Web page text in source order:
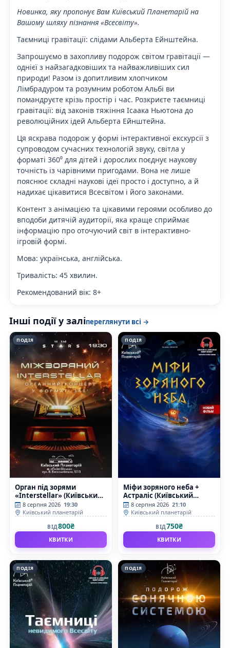
Новинка, яку пропонує Вам Київський Планетарій на
Вашому шляху пізнання «Всесвіту».
Таємниці гравітації: слідами Альберта Ейнштейна.
Запрошуємо в захопливу подорож світом гравітації —
однієї з найзагадковіших та найважливіших сил
природи! Разом із допитливим хлопчиком
Лімбрадуром та розумним роботом Альбі ви
помандруєте крізь простір і час. Розкриєте таємниці
гравітації: від законів тяжіння Ісаака Ньютона до
революційних ідей Альберта Ейнштейна.
Ця яскрава подорож у формі інтерактивної екскурсії з
супроводом сучасних технологій звуку, світла у
форматі 360⁰ для дітей і дорослих поєднує наукову
точність із чарівними пригодами. Вона не лише
пояснює складні наукові ідеї просто і доступно, а й
надихає цікавитися Всесвітом і його законами.
Контент з анімацією та цікавими героями особливо до
вподоби дитячій аудиторії, яка краще сприймає
інформацію про оточуючий світ в інтерактивно-
ігровій формі.
Мова: українська, англійська.
Тривалість: 45 хвилин.
Рекомендований вік: 8+
Інші події у заліпереглянути всі →
ПОДІЯ
Орган під зорями
«Interstellar» (Київський
планетарій)
8 серпня 2026 19:30
Київський планетарій
ВІД800₴
КВИТКИ
ПОДІЯ
Міфи зоряного неба +
Астраліс (Київський
планетарій)
8 серпня 2026 21:10
Київський планетарій
ВІД750₴
КВИТКИ
ПОДІЯ ПОДІЯ